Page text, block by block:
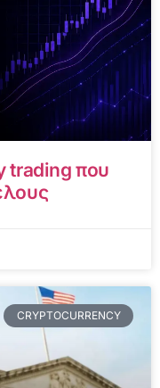
trading που
CRYPTOCURRENCY